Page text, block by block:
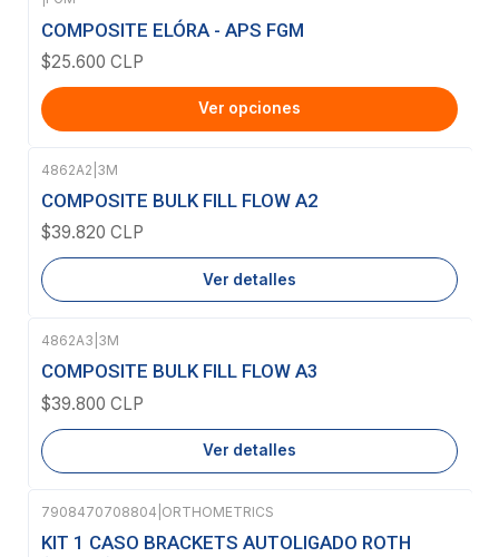
COMPOSITE ELÓRA - APS FGM
$25.600 CLP
Ver opciones
Agotado
4862A2 3M
COMPOSITE BULK FILL FLOW A2
$39.820 CLP
Ver detalles
Agotado
4862A3 3M
COMPOSITE BULK FILL FLOW A3
$39.800 CLP
Ver detalles
Agotado
7908470708804 ORTHOMETRICS
KIT 1 CASO BRACKETS AUTOLIGADO ROTH